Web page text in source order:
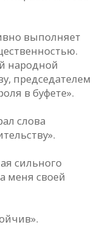
выполняет
народной
председателем
в буфете».
слова
сильного
меня своей